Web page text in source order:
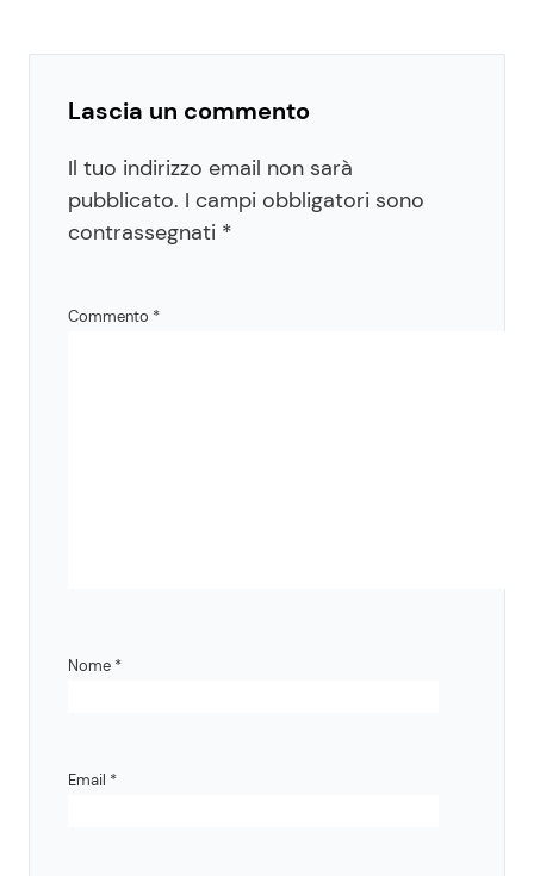
Lascia un commento
Il tuo indirizzo email non sarà
pubblicato. I campi obbligatori sono
contrassegnati *
Commento *
Nome *
Email *